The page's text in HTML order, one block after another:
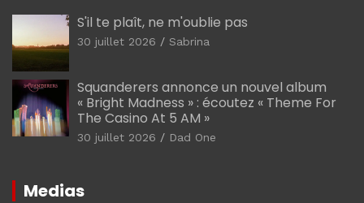
S'il te plaît, ne m'oublie pas
30 juillet 2026 Sabrina
Squanderers annonce un nouvel album
« Bright Madness » : écoutez « Theme For
The Casino At 5 AM »
30 juillet 2026 Dad One
Medias